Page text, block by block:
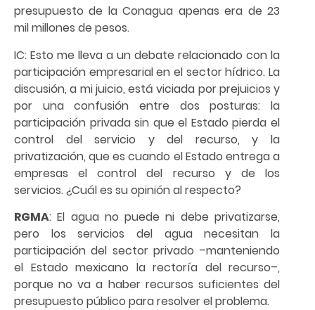
presupuesto de la Conagua apenas era de 23
mil millones de pesos.
IC: Esto me lleva a un debate relacionado con la
participación empresarial en el sector hídrico. La
discusión, a mi juicio, está viciada por prejuicios y
por una confusión entre dos posturas: la
participación privada sin que el Estado pierda el
control del servicio y del recurso, y la
privatización, que es cuando el Estado entrega a
empresas el control del recurso y de los
servicios. ¿Cuál es su opinión al respecto?
RGMA: El agua no puede ni debe privatizarse,
pero los servicios del agua necesitan la
participación del sector privado –manteniendo
el Estado mexicano la rectoría del recurso–,
porque no va a haber recursos suficientes del
presupuesto público para resolver el problema.